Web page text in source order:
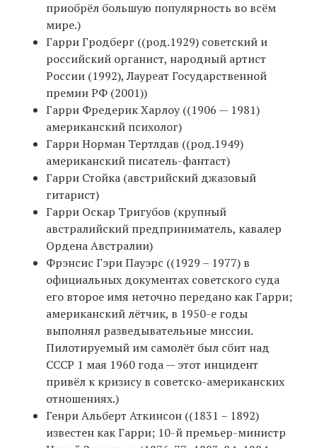
приобрёл большую популярность во всём
мире.)
Гарри Гродберг ((род.1929) советский и
российский органист, народный артист
России (1992), Лауреат Государственной
премии РФ (2001))
Гарри Фредерик Харлоу ((1906 — 1981)
американский психолог)
Гарри Норман Тертлдав ((род.1949)
американский писатель-фантаст)
Гарри Стойка (австрийский джазовый
гитарист)
Гарри Оскар Тригубов (крупный
австралийский предприниматель, кавалер
Ордена Австралии)
Фрэнсис Гэри Пауэрс ((1929 – 1977) в
официальных документах советского суда
его второе имя неточно передано как Гарри;
американский лётчик, в 1950-е годы
выполнял разведывательные миссии.
Пилотируемый им самолёт был сбит над
СССР 1 мая 1960 года — этот инцидент
привёл к кризису в советско-американских
отношениях.)
Генри Альберт Аткинсон ((1831 – 1892)
известен как Гарри; 10-й премьер-министр